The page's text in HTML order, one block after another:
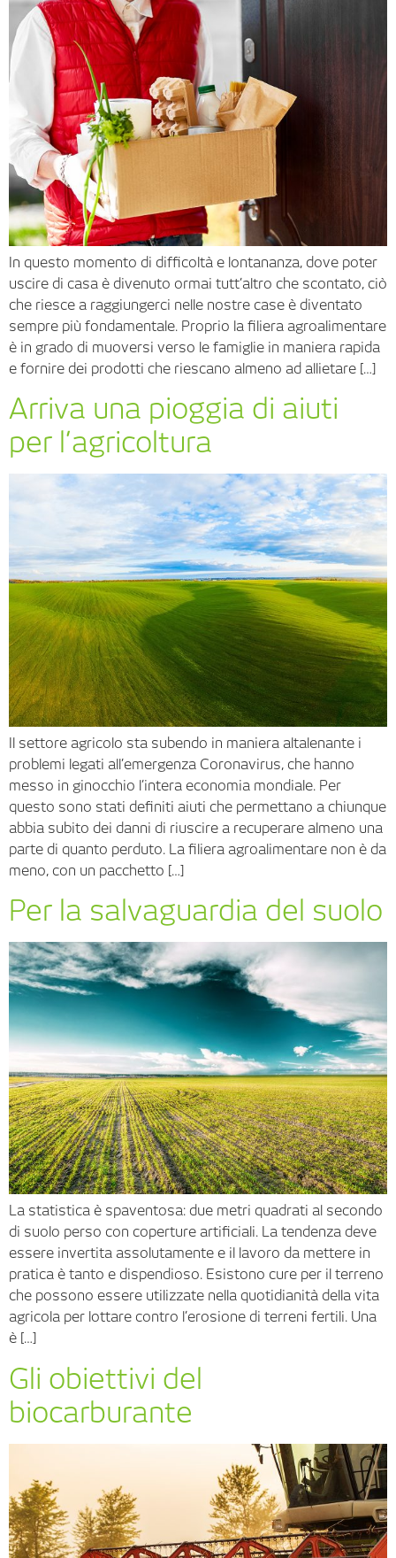
In questo momento di difficoltà e lontananza, dove poter
uscire di casa è divenuto ormai tutt’altro che scontato, ciò
che riesce a raggiungerci nelle nostre case è diventato
sempre più fondamentale. Proprio la filiera agroalimentare
è in grado di muoversi verso le famiglie in maniera rapida
e fornire dei prodotti che riescano almeno ad allietare […]
Arriva una pioggia di aiuti
per l’agricoltura
Il settore agricolo sta subendo in maniera altalenante i
problemi legati all’emergenza Coronavirus, che hanno
messo in ginocchio l’intera economia mondiale. Per
questo sono stati definiti aiuti che permettano a chiunque
abbia subito dei danni di riuscire a recuperare almeno una
parte di quanto perduto. La filiera agroalimentare non è da
meno, con un pacchetto […]
Per la salvaguardia del suolo
La statistica è spaventosa: due metri quadrati al secondo
di suolo perso con coperture artificiali. La tendenza deve
essere invertita assolutamente e il lavoro da mettere in
pratica è tanto e dispendioso. Esistono cure per il terreno
che possono essere utilizzate nella quotidianità della vita
agricola per lottare contro l’erosione di terreni fertili. Una
è […]
Gli obiettivi del
biocarburante